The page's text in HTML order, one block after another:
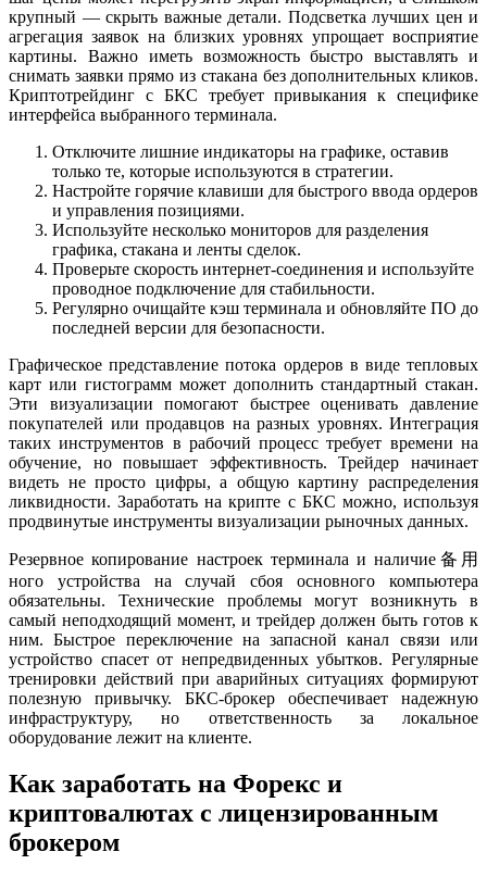
крупный — скрыть важные детали. Подсветка лучших цен и
агрегация заявок на близких уровнях упрощает восприятие
картины. Важно иметь возможность быстро выставлять и
снимать заявки прямо из стакана без дополнительных кликов.
Криптотрейдинг с БКС требует привыкания к специфике
интерфейса выбранного терминала.
Отключите лишние индикаторы на графике, оставив
только те, которые используются в стратегии.
Настройте горячие клавиши для быстрого ввода ордеров
и управления позициями.
Используйте несколько мониторов для разделения
графика, стакана и ленты сделок.
Проверьте скорость интернет-соединения и используйте
проводное подключение для стабильности.
Регулярно очищайте кэш терминала и обновляйте ПО до
последней версии для безопасности.
Графическое представление потока ордеров в виде тепловых
карт или гистограмм может дополнить стандартный стакан.
Эти визуализации помогают быстрее оценивать давление
покупателей или продавцов на разных уровнях. Интеграция
таких инструментов в рабочий процесс требует времени на
обучение, но повышает эффективность. Трейдер начинает
видеть не просто цифры, а общую картину распределения
ликвидности. Заработать на крипте с БКС можно, используя
продвинутые инструменты визуализации рыночных данных.
Резервное копирование настроек терминала и наличие备用
ного устройства на случай сбоя основного компьютера
обязательны. Технические проблемы могут возникнуть в
самый неподходящий момент, и трейдер должен быть готов к
ним. Быстрое переключение на запасной канал связи или
устройство спасет от непредвиденных убытков. Регулярные
тренировки действий при аварийных ситуациях формируют
полезную привычку. БКС-брокер обеспечивает надежную
инфраструктуру, но ответственность за локальное
оборудование лежит на клиенте.
Как заработать на Форекс и
криптовалютах с лицензированным
брокером